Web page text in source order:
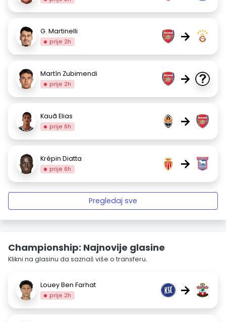
G. Martinelli
prije 2h →
Martín Zubimendi
prije 2h →
Kauã Elias
prije 6h →
Krépin Diatta
prije 6h →
Pregledaj sve
Championship: Najnovije glasine
Klikni na glasinu da saznaš više o transferu.
Louey Ben Farhat
prije 2h →